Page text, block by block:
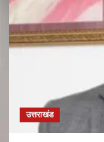
उत्तराखंड